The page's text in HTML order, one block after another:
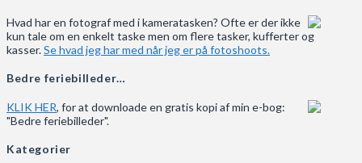
Hvad har en fotograf med i kameratasken? Ofte er der ikke
kun tale om en enkelt taske men om flere tasker, kufferter og
kasser.Se hvad jeg har med når jeg er på fotoshoots.
Bedre feriebilleder…
KLIK HER, for at downloade en gratis kopi af min e-bog:
"Bedre feriebilleder".
Kategorier